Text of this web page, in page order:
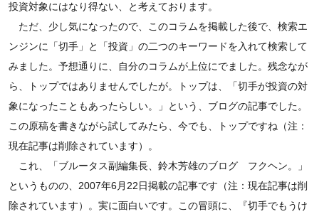
投資対象にはなり得ない、と考えております。
ただ、少し気になったので、このコラムを掲載した後で、検索エ
ンジンに「切手」と「投資」の二つのキーワードを入れて検索して
みました。予想通りに、自分のコラムが上位にでました。残念なが
ら、トップではありませんでしたが。トップは、「切手が投資の対
象になったこともあったらしい。」という、ブログの記事でした。
この原稿を書きながら試してみたら、今でも、トップですね（注：
現在記事は削除されています）。
これ、「ブルータス副編集長、鈴木芳雄のブログ フクヘン。」
というものの、2007年6月22日掲載の記事です（注：現在記事は削
除されています）。実に面白いです。この冒頭に、『切手でもうけ